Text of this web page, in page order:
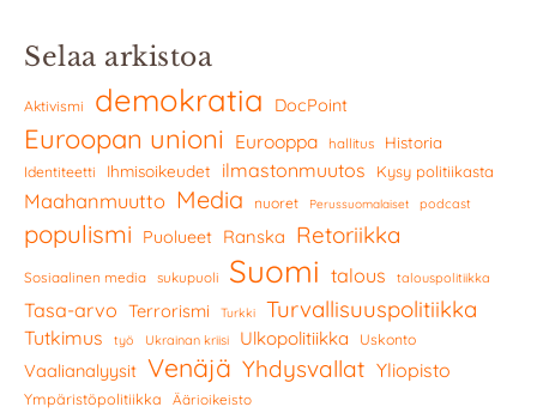
Selaa arkistoa
Aktivismi demokratia DocPoint
Euroopan unioni Eurooppa hallitus Historia
Identiteetti Ihmisoikeudet ilmastonmuutos Kysy politiikasta
Maahanmuutto Media nuoret Perussuomalaiset podcast
populismi Puolueet Ranska Retoriikka
Sosiaalinen media sukupuoli Suomi talous talouspolitiikka
Tasa-arvo Terrorismi Turkki Turvallisuuspolitiikka
Tutkimus työ Ukrainan kriisi Ulkopolitiikka Uskonto
Vaalianalyysit Venäjä Yhdysvallat Yliopisto
Ympäristöpolitiikka Äärioikeisto